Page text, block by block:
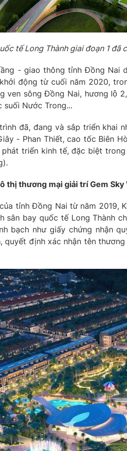
tế Long Thành giai đoạn 1
- giao thông tỉnh Đồng Nai
động từ cuối năm 2020,
ven sông Đồng Nai, hương lộ
Nước Trong...
đã, đang và sắp triển khai
- Phan Thiết, cao tốc Biên
triển kinh tế, đặc biệt
thị thương mại giải trí Gem Sky
tỉnh Đồng Nai từ năm 2019,
sân bay quốc tế Long Thành
bạch như giấy chứng nhận
định xác nhận tên